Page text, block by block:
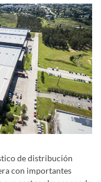
de distribución
con importantes